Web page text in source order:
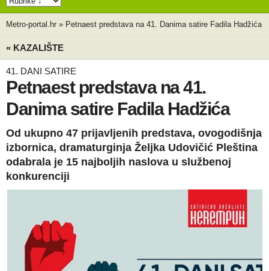
Metro-portal.hr » Petnaest predstava na 41. Danima satire Fadila Hadžića
« KAZALIŠTE
41. DANI SATIRE
Petnaest predstava na 41.
Danima satire Fadila Hadžića
Od ukupno 47 prijavljenih predstava, ovogodišnja
izbornica, dramaturginja Željka Udovičić Pleština
odabrala je 15 najboljih naslova u službenoj
konkurenciji